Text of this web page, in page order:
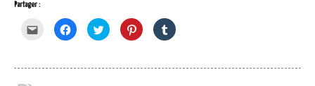
Partager :
Cliquez
pour
envoyer
mail
Cliquez
pour
partager
dans
Cliquez
pour
partager
dans
Cliquez
pour
partager
dans
Cliquez
pour
dans